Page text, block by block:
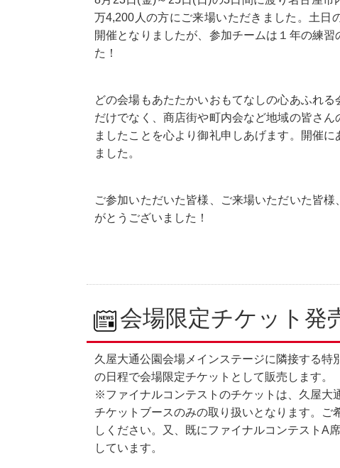
万4,200人の方にご来場いただきました。土日
開催となりましたが、参加チームは１年の練
た！
どの会場もあたたかいおもてなしの心あふれ
だけでなく、商店街や町内会など地域の皆さ
ましたことを心より御礼申しあげます。開催
ました。
ご参加いただいた皆様、ご来場いただいた皆
がとうございました！
会場限定チケット発
久屋大通公園会場メインステージに隣接する
の日程で会場限定チケットとして販売します。
※ファイナルコンテストのチケットは、久屋大
チケットブースのみの取り扱いとなります。
しください。又、既にファイナルコンテストA
しています。